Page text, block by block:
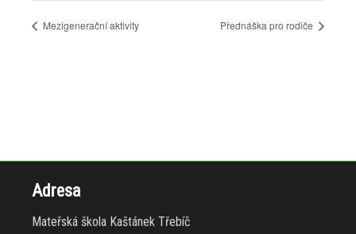
Mezigenerační aktivity Přednáška pro rodiče
Adresa
Mateřská škola Kaštánek Třebíč